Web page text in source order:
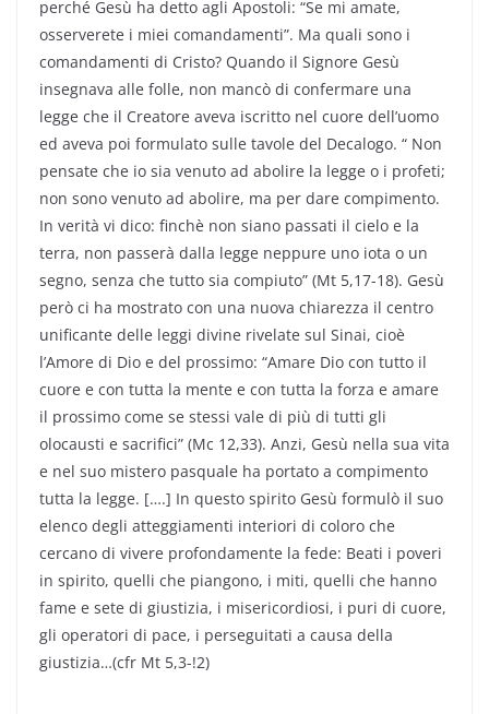
perché Gesù ha detto agli Apostoli: “Se mi amate,
osserverete i miei comandamenti”. Ma quali sono i
comandamenti di Cristo? Quando il Signore Gesù
insegnava alle folle, non mancò di confermare una
legge che il Creatore aveva iscritto nel cuore dell’uomo
ed aveva poi formulato sulle tavole del Decalogo. “ Non
pensate che io sia venuto ad abolire la legge o i profeti;
non sono venuto ad abolire, ma per dare compimento.
In verità vi dico: finchè non siano passati il cielo e la
terra, non passerà dalla legge neppure uno iota o un
segno, senza che tutto sia compiuto” (Mt 5,17-18). Gesù
però ci ha mostrato con una nuova chiarezza il centro
unificante delle leggi divine rivelate sul Sinai, cioè
l’Amore di Dio e del prossimo: “Amare Dio con tutto il
cuore e con tutta la mente e con tutta la forza e amare
il prossimo come se stessi vale di più di tutti gli
olocausti e sacrifici” (Mc 12,33). Anzi, Gesù nella sua vita
e nel suo mistero pasquale ha portato a compimento
tutta la legge. [….] In questo spirito Gesù formulò il suo
elenco degli atteggiamenti interiori di coloro che
cercano di vivere profondamente la fede: Beati i poveri
in spirito, quelli che piangono, i miti, quelli che hanno
fame e sete di giustizia, i misericordiosi, i puri di cuore,
gli operatori di pace, i perseguitati a causa della
giustizia…(cfr Mt 5,3-!2)